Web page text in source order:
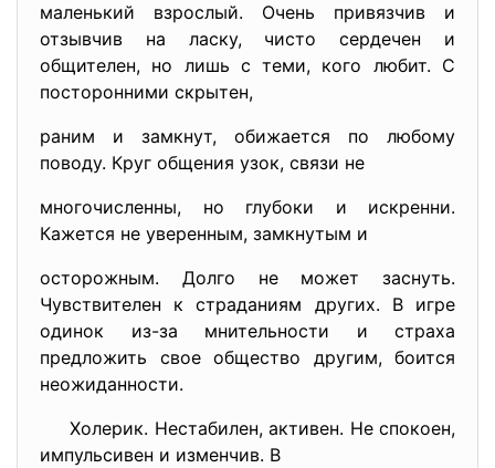
маленький взрослый. Очень привязчив и
отзывчив на ласку, чисто сердечен и
общителен, но лишь с теми, кого любит. С
посторонними скрытен,
раним и замкнут, обижается по любому
поводу. Круг общения узок, связи не
многочисленны, но глубоки и искренни.
Кажется не уверенным, замкнутым и
осторожным. Долго не может заснуть.
Чувствителен к страданиям других. В игре
одинок из-за мнительности и страха
предложить свое общество другим, боится
неожиданности.
Холерик. Нестабилен, активен. Не спокоен,
импульсивен и изменчив. В